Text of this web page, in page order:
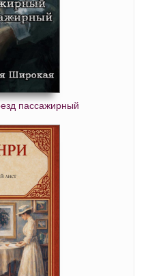
пассажирный